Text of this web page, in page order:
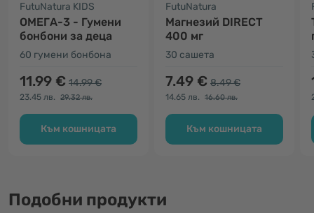
FutuNatura KIDS
ОМЕГА-3 - Гумени
бонбони за деца
60 гумени бонбона
11.99 € 14.99 €
23.45 лв. 29.32 лв.
Към кошницата
FutuNatura
Магнезий DIRECT
400 мг
30 сашета
7.49 € 8.49 €
14.65 лв. 16.60 лв.
Към кошницата
Подобни продукти